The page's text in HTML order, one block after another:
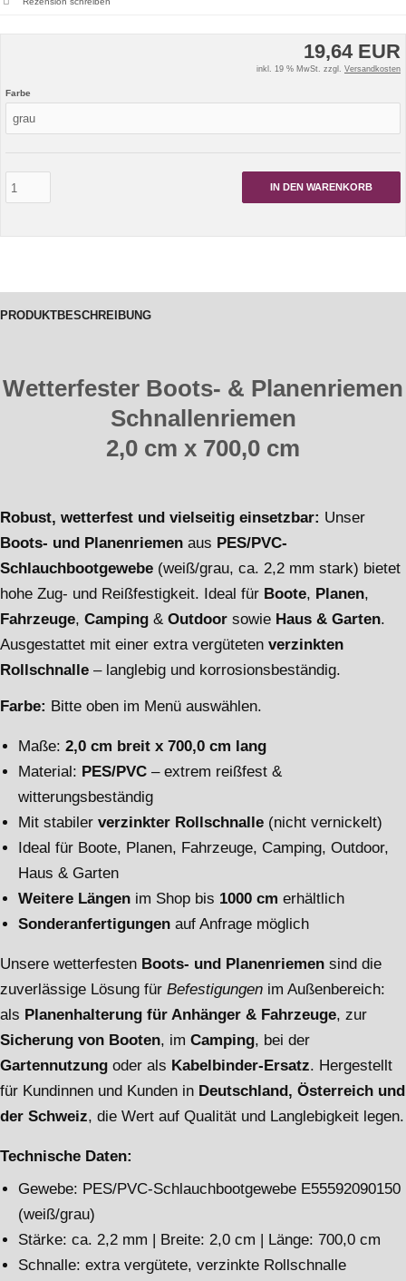
19,64 EUR
inkl. 19 % MwSt. zzgl. Versandkosten
Farbe
IN DEN WARENKORB
PRODUKTBESCHREIBUNG
Wetterfester Boots- & Planenriemen
Schnallenriemen
2,0 cm x 700,0 cm
Robust, wetterfest und vielseitig einsetzbar: Unser
Boots- und Planenriemen aus PES/PVC-
Schlauchbootgewebe (weiß/grau, ca. 2,2 mm stark) bietet
hohe Zug- und Reißfestigkeit. Ideal für Boote, Planen,
Fahrzeuge, Camping & Outdoor sowie Haus & Garten.
Ausgestattet mit einer extra vergüteten verzinkten
Rollschnalle – langlebig und korrosionsbeständig.
Farbe: Bitte oben im Menü auswählen.
Maße: 2,0 cm breit x 700,0 cm lang
Material: PES/PVC – extrem reißfest &
witterungsbeständig
Mit stabiler verzinkter Rollschnalle (nicht vernickelt)
Ideal für Boote, Planen, Fahrzeuge, Camping, Outdoor,
Haus & Garten
Weitere Längen im Shop bis 1000 cm erhältlich
Sonderanfertigungen auf Anfrage möglich
Unsere wetterfesten Boots- und Planenriemen sind die
zuverlässige Lösung für Befestigungen im Außenbereich:
als Planenhalterung für Anhänger & Fahrzeuge, zur
Sicherung von Booten, im Camping, bei der
Gartennutzung oder als Kabelbinder-Ersatz. Hergestellt
für Kundinnen und Kunden in Deutschland, Österreich und
der Schweiz, die Wert auf Qualität und Langlebigkeit legen.
Technische Daten:
Gewebe: PES/PVC-Schlauchbootgewebe E55592090150
(weiß/grau)
Stärke: ca. 2,2 mm | Breite: 2,0 cm | Länge: 700,0 cm
Schnalle: extra vergütete, verzinkte Rollschnalle